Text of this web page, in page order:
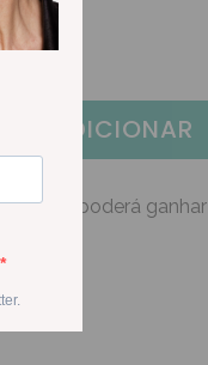
ADICIONAR
poderá ganhar